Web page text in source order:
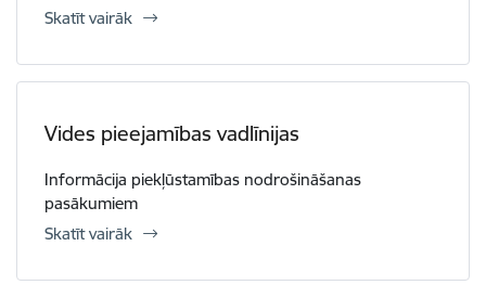
Skatīt vairāk
Vides pieejamības vadlīnijas
Informācija piekļūstamības nodrošināšanas
pasākumiem
Skatīt vairāk